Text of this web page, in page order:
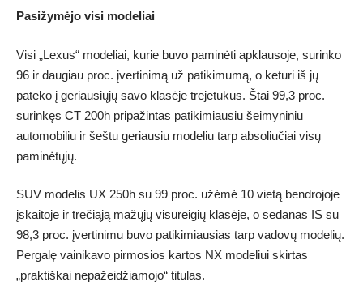
Pasižymėjo visi modeliai
Visi „Lexus“ modeliai, kurie buvo paminėti apklausoje, surinko
96 ir daugiau proc. įvertinimą už patikimumą, o keturi iš jų
pateko į geriausiųjų savo klasėje trejetukus. Štai 99,3 proc.
surinkęs CT 200h pripažintas patikimiausiu šeimyniniu
automobiliu ir šeštu geriausiu modeliu tarp absoliučiai visų
paminėtųjų.
SUV modelis UX 250h su 99 proc. užėmė 10 vietą bendrojoje
įskaitoje ir trečiąją mažųjų visureigių klasėje, o sedanas IS su
98,3 proc. įvertinimu buvo patikimiausias tarp vadovų modelių.
Pergalę vainikavo pirmosios kartos NX modeliui skirtas
„praktiškai nepažeidžiamojo“ titulas.